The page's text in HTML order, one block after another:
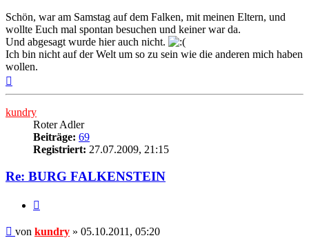
Schön, war am Samstag auf dem Falken, mit meinen Eltern, und
wollte Euch mal spontan besuchen und keiner war da.
Und abgesagt wurde hier auch nicht.
Ich bin nicht auf der Welt um so zu sein wie die anderen mich haben
wollen.
kundry
Roter Adler
Beiträge: 69
Registriert: 27.07.2009, 21:15
Re: BURG FALKENSTEIN
Beitrag
von kundry » 05.10.2011, 05:20